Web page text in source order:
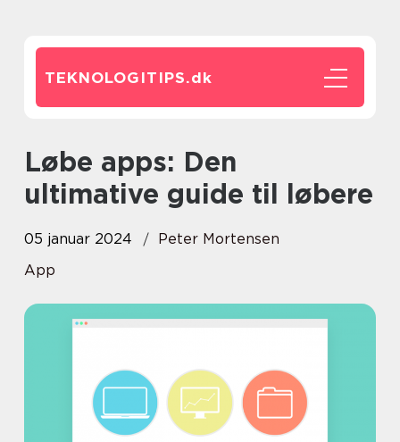
TEKNOLOGITIPS.dk
Løbe apps: Den
ultimative guide til løbere
05 januar 2024
Peter Mortensen
App